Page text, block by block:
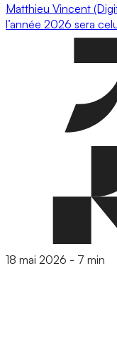
Matthieu Vincent
l’année 2026 sera
18 mai 2026 - 7 min